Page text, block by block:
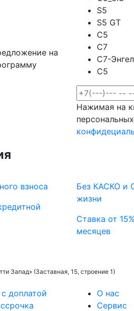
на
S5
S5 GT
C5
C7
C7-
C5
Нажимая на
взноса
Без КАСКО и
жизни
Ставка от
месяцев
Запад» (Заставная, 15, строение 1)
доплатой
О нас
Сервис